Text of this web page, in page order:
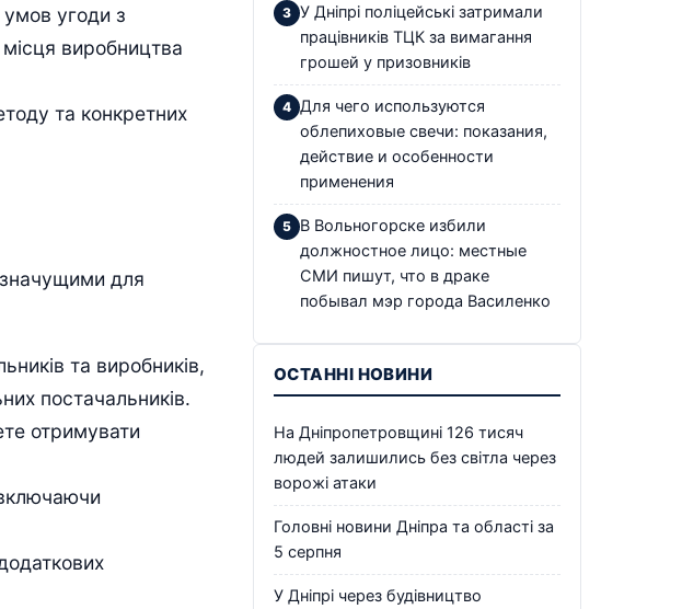
умов угоди з
виробництва
та конкретних
значущими для
та виробників,
постачальників.
отримувати
У Дніпрі поліцейські затримали
працівників ТЦК за вимагання
грошей у призовників
Для чего используются
облепиховые свечи: показания,
действие и особенности
применения
В Вольногорске избили
должностное лицо: местные
СМИ пишут, что в драке
побывал мэр города Василенко
ОСТАННІ НОВИНИ
На Дніпропетровщині 126 тисяч
людей залишились без світла через
ворожі атаки
Головні новини Дніпра та області за
5 серпня
У Дніпрі через будівництво